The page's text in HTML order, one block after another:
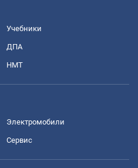
Учебники
ДПА
НМТ
Электромобили
Сервис